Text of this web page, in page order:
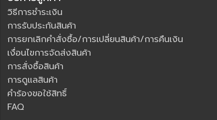
วิธีการชำระเงิน
การรับประกันสินค้า
การยกเลิกคำสั่งซื้อ/การเปลี่ยนสินค้า/การคืนเงิน
เงื่อนไขการจัดส่งสินค้า
การสั่งซื้อสินค้า
การดูแลสินค้า
คำร้องขอใช้สิทธิ์
FAQ